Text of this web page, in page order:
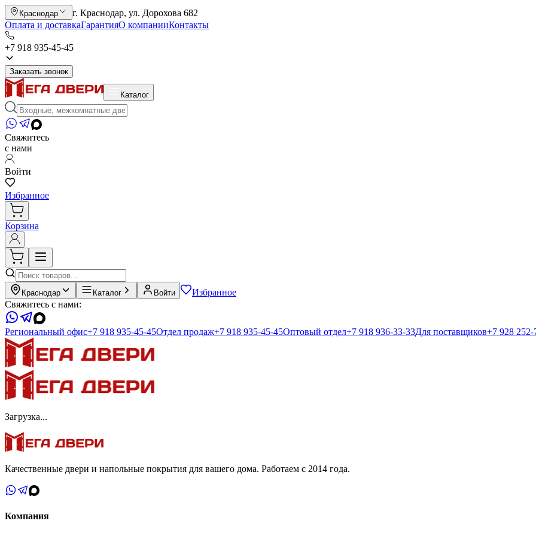
Краснодар
г. Краснодар, ул. Дорохова 682
Оплата и доставкаГарантияО компанииКонтакты
+7 918 935-45-45
Заказать звонок
Каталог
Свяжитесь
с нами
Войти
Избранное
Корзина
Краснодар Каталог Войти
Избранное
Свяжитесь с нами:
Региональный офис+7 918 935-45-45Отдел продаж+7 918 935-45-45Оптовый отдел+7 918 936-33-33Для поставщиков+7 928 252-
Загрузка...
Качественные двери и напольные покрытия для вашего дома. Работаем с 2014 года.
Компания